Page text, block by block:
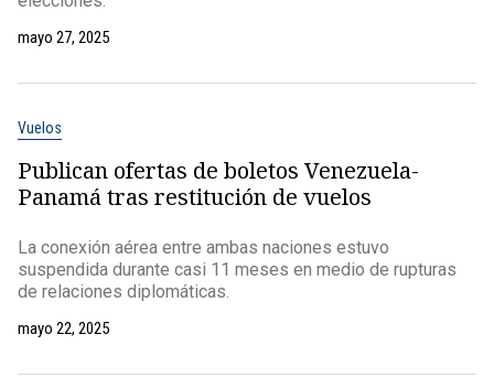
mayo 27, 2025
Vuelos
Publican ofertas de boletos Venezuela-
Panamá tras restitución de vuelos
La conexión aérea entre ambas naciones estuvo
suspendida durante casi 11 meses en medio de rupturas
de relaciones diplomáticas.
mayo 22, 2025